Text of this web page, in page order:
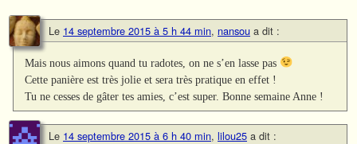
Le 14 septembre 2015 à 5 h 44 min, nansou a dit :
Mais nous aimons quand tu radotes, on ne s’en lasse pas
Cette panière est très jolie et sera très pratique en effet !
Tu ne cesses de gâter tes amies, c’est super. Bonne semaine Anne !
Le 14 septembre 2015 à 6 h 40 min, lilou25 a dit :